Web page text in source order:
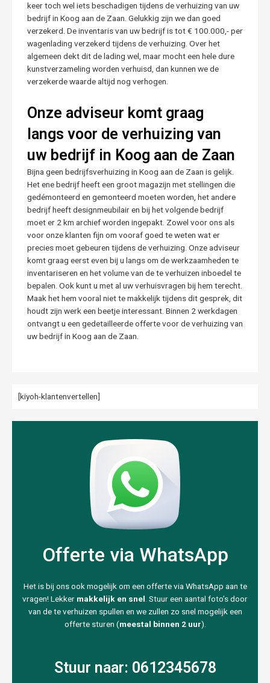
keer toch wel iets beschadigen tijdens de verhuizing van uw
bedrijf in Koog aan de Zaan. Gelukkig zijn we dan goed
verzekerd. De inventaris van uw bedrijf is tot € 100.000,- per
wagenlading verzekerd tijdens de verhuizing. Over het
algemeen dekt dit de lading wel, maar mocht een hele dure
kunstverzameling worden verhuisd, dan kunnen we de
verzekerde waarde altijd nog verhogen.
Onze adviseur komt graag
langs voor de verhuizing van
uw bedrijf in Koog aan de Zaan
Bijna geen bedrijfsverhuizing in Koog aan de Zaan is gelijk.
Het ene bedrijf heeft een groot magazijn met stellingen die
gedémonteerd en gemonteerd moeten worden, het andere
bedrijf heeft designmeubilair en bij het volgende bedrijf
moet er 2 km archief worden ingepakt. Zowel voor ons als
voor onze klanten fijn om vooraf goed te weten wat er
precies moet gebeuren tijdens de verhuizing. Onze adviseur
komt graag eerst even bij u langs om de werkzaamheden te
inventariseren en het volume van de te verhuizen inboedel te
bepalen. Ook kunt u met al uw verhuisvragen bij hem terecht.
Maak het hem vooral niet te makkelijk tijdens dit gesprek, dit
houdt zijn werk een beetje interessant. Binnen 2 werkdagen
ontvangt u een gedetailleerde offerte voor de verhuizing van
uw bedrijf in Koog aan de Zaan.
[kiyoh-klantenvertellen]
Offerte via WhatsApp
Het is bij ons ook mogelijk om een offerte via WhatsApp aan te
vragen! Lekker makkelijk en snel . Stuur een aantal foto’s door
van de te verhuizen spullen en we zullen zo snel mogelijk een
offerte sturen (meestal binnen 2 uur).
Stuur naar: 0612345678